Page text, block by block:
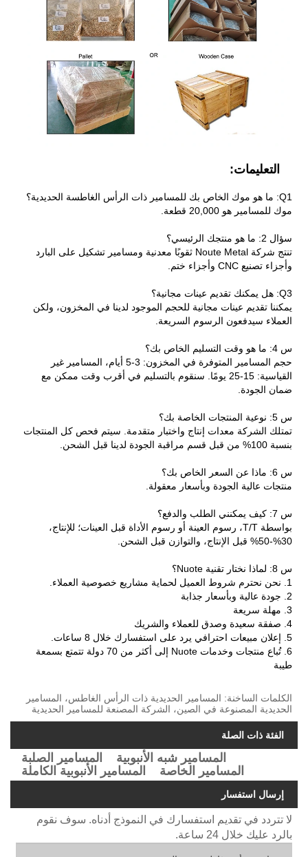
التعليمات:
Q1: ما هو موك الخاص بك للمسامير ذات الرأس الغاطسة الحديدية؟
موك للمسامير هو 20,000 قطعة.
سؤال 2: ما هو منتجك الرئيسي؟
تنتج شركة Noute Metal ثقوبًا معدنية ومسامير تشكيل على البارد
وأجزاء تصنيع CNC وأجزاء ختم.
Q3: هل يمكنك تقديم عينات مجانية؟
يمكننا تقديم عينات مجانية للحجم الموجود لدينا في المخزون، ولكن
العملاء سيدفعون الرسوم السريعة.
س 4: ما هو وقت التسليم الخاص بك؟
حجم المسامير المتوفرة في المخزون: 3-5 أيام، المسامير غير
القياسية: 15-25 يومًا. سنقوم بالتسليم في أقرب وقت ممكن مع
ضمان الجودة.
س 5: نوعية المنتجات الخاصة بك؟
تمتلك الشركة معدات إنتاج واختبار متقدمة. سيتم فحص كل المنتجات
بنسبة 100% من قبل قسم مراقبة الجودة لدينا قبل الشحن.
س 6: ماذا عن السعر الخاص بك؟
منتجات عالية الجودة وبأسعار معقولة.
س 7: كيف يمكنني الطلب والدفع؟
بواسطة T/T، رسوم العينة أو رسوم الأداة قبل العينات؛ للإنتاج،
30%-50% قبل الإنتاج، والتوازن قبل الشحن.
س 8: لماذا نختار تقنية Nuote؟
1. نحن نحترم شروط العميل لحماية مشاريع خصوصية العملاء.
2. جودة عالية وبأسعار جذابة
3. مهلة سريعة
4. صفقة سعيدة وصدق للعملاء والشريك
5. إعلان مبيعات احترافي يرد على استفسارك خلال 8 ساعات.
6. تُباع منتجات وخدمات Nuote إلى أكثر من 70 دولة تتمتع بسمعة
طيبة
الكلمات الساخنة: المسامير الحديدية ذات الرأس الغاطس، المسامير
الحديدية المصنوعة في الصين، الشركة المصنعة للمسامير الحديدية
الفئة ذات الصلة
المسامير الصلبة
المسامير شبه الأنبوبية
المسامير الأنبوبية الكاملة
المسامير الخاصة
إرسال استفسار
لا تتردد في تقديم استفسارك في النموذج أدناه. سوف نقوم
بالرد عليك خلال 24 ساعة.